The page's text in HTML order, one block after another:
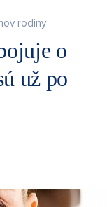
rodiny
o
už po